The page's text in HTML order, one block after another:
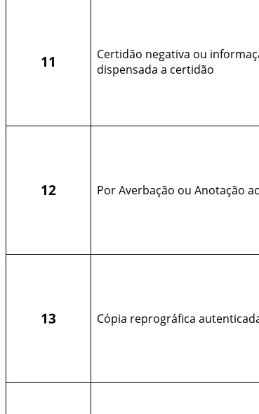
11
Certidão negativa ou
dispensada a certidão
12 Por Averbação ou Anotação
13 Cópia reprográfica